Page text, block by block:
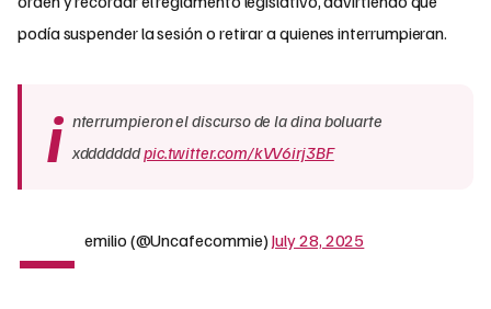
podía suspender la sesión o retirar a quienes interrumpieran.
i nterrumpieron el discurso de la dina boluarte
xdddddddpic.twitter.com/kVV6irj3BF
— emilio (@Uncafecommie)July 28, 2025